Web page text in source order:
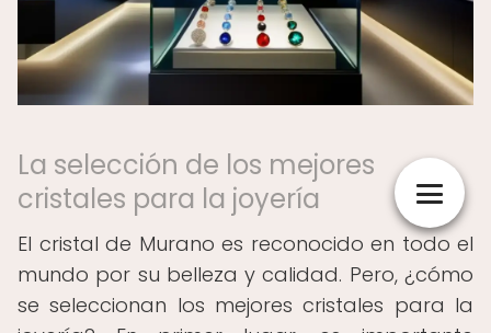
La selección de los mejores
cristales para la joyería
El cristal de Murano es reconocido en todo el
mundo por su belleza y calidad. Pero, ¿cómo
se seleccionan los mejores cristales para la